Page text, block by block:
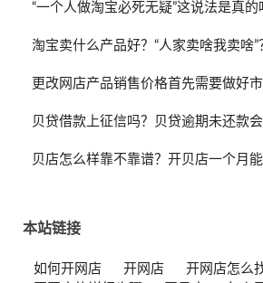
“一个人做淘宝必死无疑”这说法是真的
淘宝卖什么产品好？“人家卖啥我卖啥”
更改网店产品销售价格首先需要做好
贝贷借款上征信吗？贝贷逾期未还款会
贝店怎么样靠不靠谱？开贝店一个月能
本站链接
如何开网店 开网店
开网店怎么